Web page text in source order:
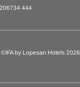
444
©IFA by Lopesan Hotels 2026